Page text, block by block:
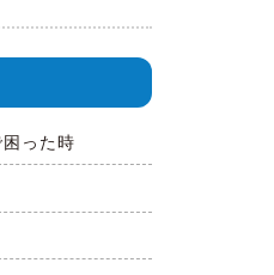
った時